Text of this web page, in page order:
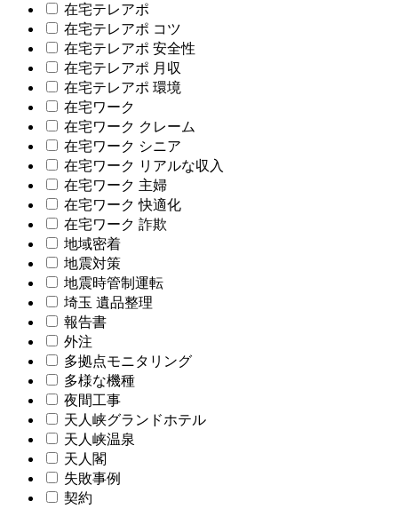
在宅テレアポ
在宅テレアポ コツ
在宅テレアポ 安全性
在宅テレアポ 月収
在宅テレアポ 環境
在宅ワーク
在宅ワーク クレーム
在宅ワーク シニア
在宅ワーク リアルな収入
在宅ワーク 主婦
在宅ワーク 快適化
在宅ワーク 詐欺
地域密着
地震対策
地震時管制運転
埼玉 遺品整理
報告書
外注
多拠点モニタリング
多様な機種
夜間工事
天人峡グランドホテル
天人峡温泉
天人閣
失敗事例
契約